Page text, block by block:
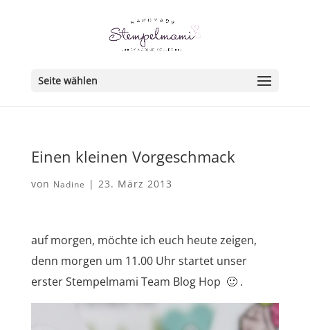
Seite wählen
Einen kleinen Vorgeschmack
von Nadine | 23. März 2013
auf morgen, möchte ich euch heute zeigen,
denn morgen um 11.00 Uhr startet unser
erster Stempelmami Team Blog Hop 🙂 .